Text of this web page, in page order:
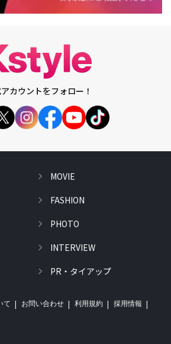
カウントをフォロー！
MOVIE
FASHION
PHOTO
INTERVIEW
PR・タイアップ
て お問い合わせ 利用規約 採用情報